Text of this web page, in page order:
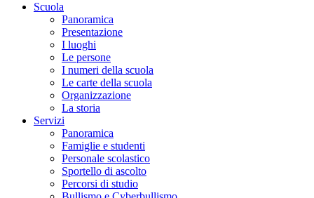
Scuola
Panoramica
Presentazione
I luoghi
Le persone
I numeri della scuola
Le carte della scuola
Organizzazione
La storia
Servizi
Panoramica
Famiglie e studenti
Personale scolastico
Sportello di ascolto
Percorsi di studio